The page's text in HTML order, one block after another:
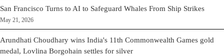
San Francisco Turns to AI to Safeguard Whales From Ship Strikes
May 21, 2026
Arundhati Choudhary wins India's 11th Commonwealth Games gold
medal, Lovlina Borgohain settles for silver